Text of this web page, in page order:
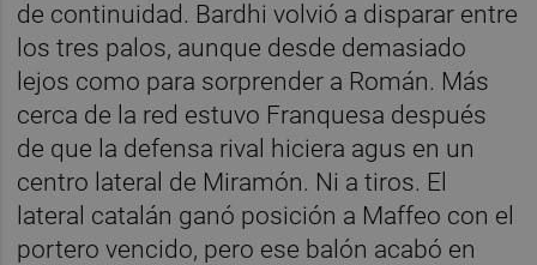
de continuidad. Bardhi volvió a disparar entre
los tres palos, aunque desde demasiado
lejos como para sorprender a Román. Más
cerca de la red estuvo Franquesa después
de que la defensa rival hiciera agus en un
centro lateral de Miramón. Ni a tiros. El
lateral catalán ganó posición a Maffeo con el
portero vencido, pero ese balón acabó en